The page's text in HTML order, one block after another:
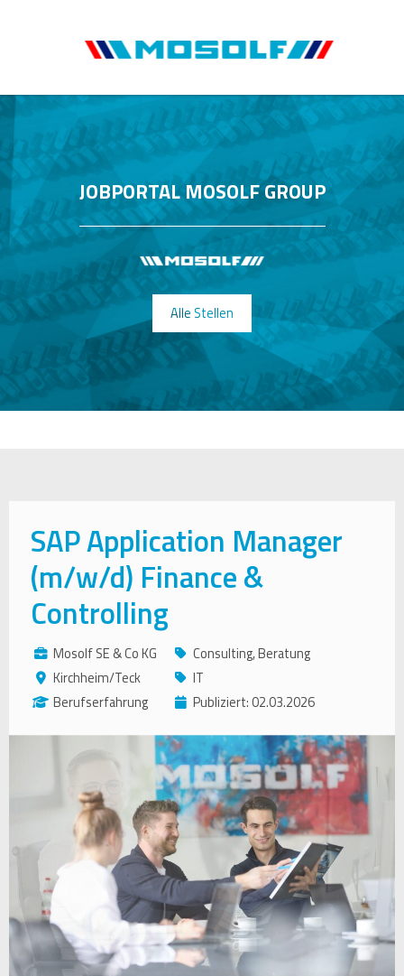
JOBPORTAL MOSOLF GROUP
Alle Stellen
SAP Application Manager
(m/w/d) Finance &
Controlling
Mosolf SE & Co KG
Kirchheim/Teck
Berufserfahrung
Consulting, Beratung
IT
Publiziert: 02.03.2026